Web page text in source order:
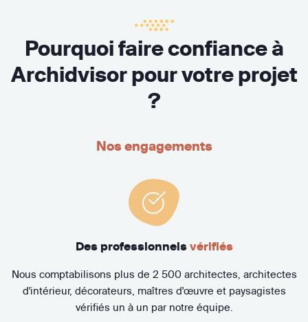
Pourquoi faire confiance à
Archidvisor pour votre projet
?
Nos engagements
Des professionnels vérifiés
Nous comptabilisons plus de 2 500 architectes, architectes
d'intérieur, décorateurs, maîtres d'œuvre et paysagistes
vérifiés un à un par notre équipe.